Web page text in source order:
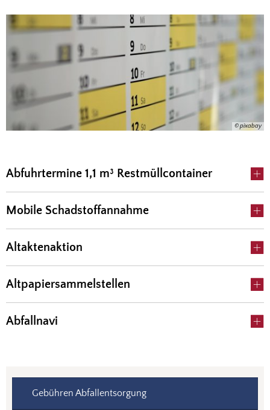
© pixabay
Abfuhrtermine 1,1 m³ Restmüllcontainer
Mobile Schadstoffannahme
Altaktenaktion
Altpapiersammelstellen
Abfallnavi
Gebühren Abfallentsorgung